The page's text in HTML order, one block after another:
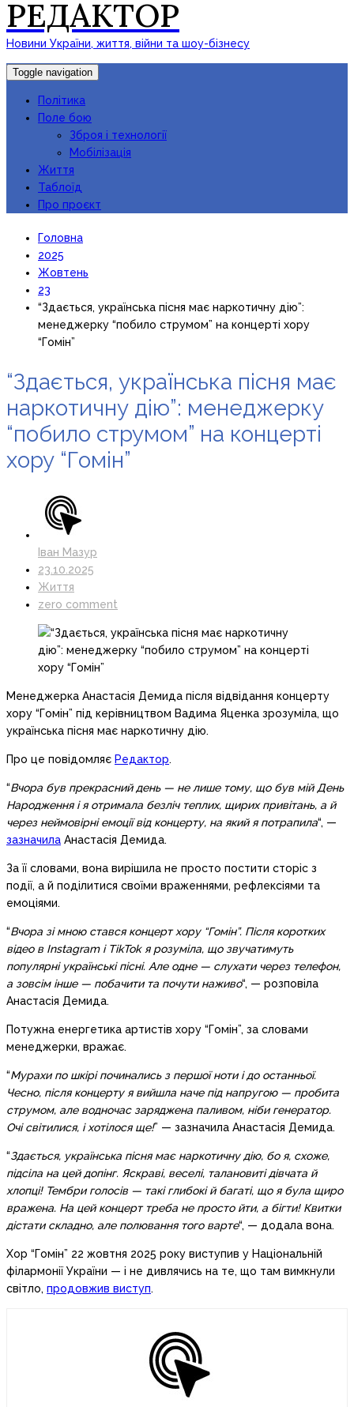
РЕДАКТОР
Новини України, життя, війни та шоу-бізнесу
Toggle navigation
Політика
Поле бою
Зброя і технології
Мобілізація
Життя
Таблоїд
Про проєкт
Головна
2025
Жовтень
23
“Здається, українська пісня має наркотичну дію”:
менеджерку “побило струмом” на концерті хору
“Гомін”
“Здається, українська пісня має
наркотичну дію”: менеджерку
“побило струмом” на концерті
хору “Гомін”
Іван Мазур
23.10.2025
Життя
zero comment
Менеджерка Анастасія Демида після відвідання концерту
хору “Гомін” під керівництвом Вадима Яценка зрозуміла, що
українська пісня має наркотичну дію.
Про це повідомляє Редактор.
“Вчора був прекрасний день — не лише тому, що був мій День
Народження і я отримала безліч теплих, щирих привітань, а й
через неймовірні емоції від концерту, на який я потрапила“, —
зазначила Анастасія Демида.
За її словами, вона вирішила не просто постити сторіс з
події, а й поділитися своїми враженнями, рефлексіями та
емоціями.
“Вчора зі мною стався концерт хору “Гомін”. Після коротких
відео в Instagram і TikTok я розуміла, що звучатимуть
популярні українські пісні. Але одне — слухати через телефон,
а зовсім інше — побачити та почути наживо“, — розповіла
Анастасія Демида.
Потужна енергетика артистів хору “Гомін”, за словами
менеджерки, вражає.
“Мурахи по шкірі починались з першої ноти і до останньої.
Чесно, після концерту я вийшла наче під напругою — пробита
струмом, але водночас заряджена паливом, ніби генератор.
Очі світилися, і хотілося ще!” — зазначила Анастасія Демида.
“Здається, українська пісня має наркотичну дію, бо я, схоже,
підсіла на цей допінг. Яскраві, веселі, талановиті дівчата й
хлопці! Тембри голосів — такі глибокі й багаті, що я була щиро
вражена. На цей концерт треба не просто йти, а бігти! Квитки
дістати складно, але полювання того варте“, — додала вона.
Хор “Гомін” 22 жовтня 2025 року виступив у Національній
філармонії України — і не дивлячись на те, що там вимкнули
світло, продовжив виступ.